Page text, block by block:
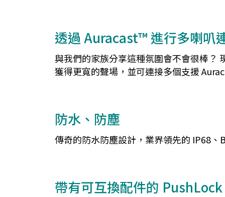
透過 Auracast™ 進行多喇叭
與我們的家族分享這種氛圍會不會很棒？
獲得更寬的聲場，並可連接多個支援
防水、防塵
傳奇的防水防塵設計，業界領先的 IP68
帶有可互換配件的